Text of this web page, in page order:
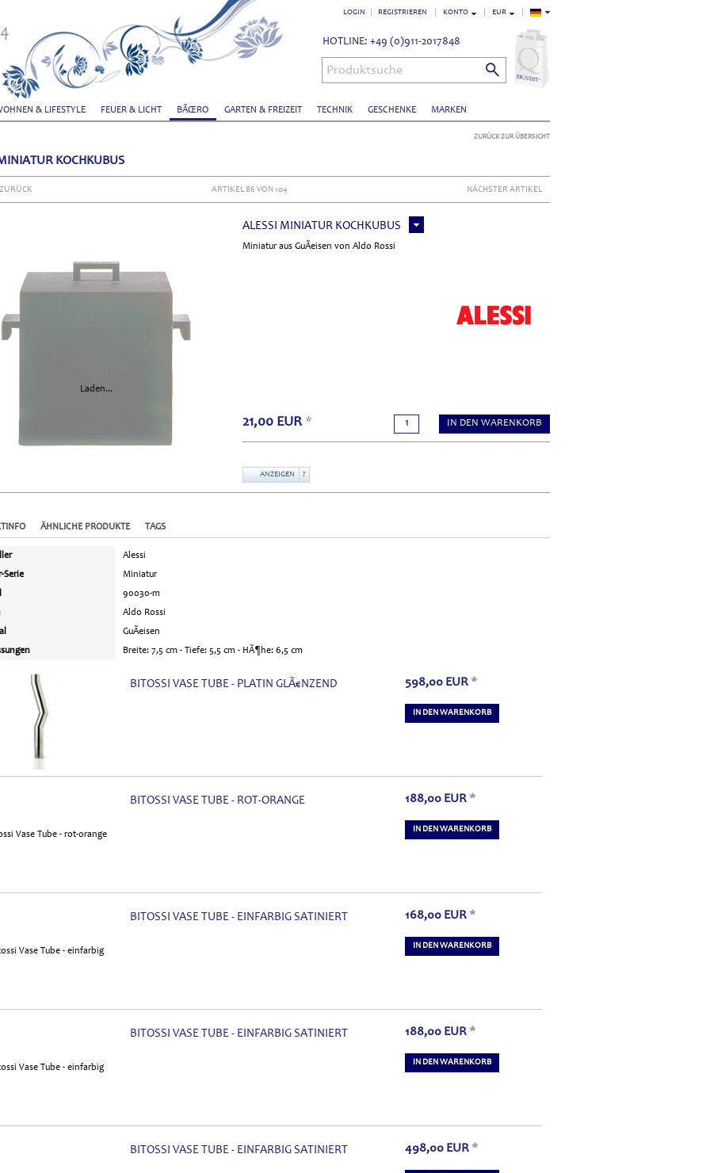
EUR
KONTO
LOGIN REGISTRIEREN
& LIFESTYLE FEUER & LICHT BÃŒRO GARTEN & FREIZEIT TECHNIK GESCHENKE MARKEN
HOTLINE: +49 (0)911-2017848
Produktsuche
ZURÜCK ZUR ÜBERSICHT
KOCHKUBUS
ARTIKEL 86 VON 104 NÄCHSTER ARTIKEL
Laden...
ALESSI MINIATUR KOCHKUBUS
Miniatur aus GuÃeisen von Aldo Rossi
21,00 EUR * IN DEN WARENKORB
ANZEIGEN ?
ÄHNLICHE PRODUKTE TAGS
Alessi
Serie
Miniatur
90030-m
Aldo Rossi
GuÃeisen
Breite: 7,5 cm - Tiefe: 5,5 cm - HÃ¶he: 6,5 cm
BITOSSI VASE TUBE - PLATIN GLÃ€NZEND 598,00 EUR *
IN DEN WARENKORB
BITOSSI VASE TUBE - ROT-ORANGE 188,00 EUR *
IN DEN WARENKORB
BITOSSI VASE TUBE - EINFARBIG SATINIERT 168,00 EUR *
IN DEN WARENKORB
BITOSSI VASE TUBE - EINFARBIG SATINIERT 188,00 EUR *
IN DEN WARENKORB
BITOSSI VASE TUBE - EINFARBIG SATINIERT 498,00 EUR *